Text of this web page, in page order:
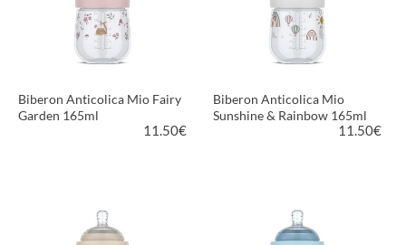
Biberon Anticolica Mio Fairy
Garden 165ml
11.50€
Biberon Anticolica Mio
Sunshine & Rainbow 165ml
11.50€